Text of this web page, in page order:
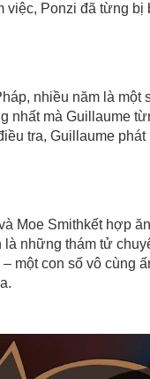
việc, Ponzi đã từng
nhiều năm là
nhất mà Guillaume
tra, Guillaume
Moe Smithkết hợp
những thám tử
một con số vô cùng